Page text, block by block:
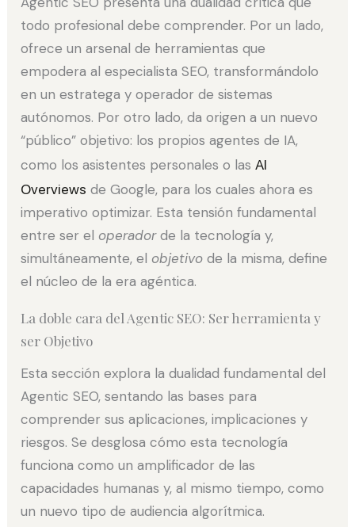
todo profesional debe comprender. Por un lado,
ofrece un arsenal de herramientas que
empodera al especialista SEO, transformándolo
en un estratega y operador de sistemas
autónomos. Por otro lado, da origen a un nuevo
“público” objetivo: los propios agentes de IA,
como los asistentes personales o lasAI
Overviews de Google, para los cuales ahora es
imperativo optimizar. Esta tensión fundamental
entre ser el operadorde la tecnología y,
simultáneamente, el objetivo de la misma, define
el núcleo de la era agéntica.
La doble cara del Agentic SEO: Ser herramienta y
ser Objetivo
Esta sección explora la dualidad fundamental del
Agentic SEO, sentando las bases para
comprender sus aplicaciones, implicaciones y
riesgos. Se desglosa cómo esta tecnología
funciona como un amplificador de las
capacidades humanas y, al mismo tiempo, como
un nuevo tipo de audiencia algorítmica.